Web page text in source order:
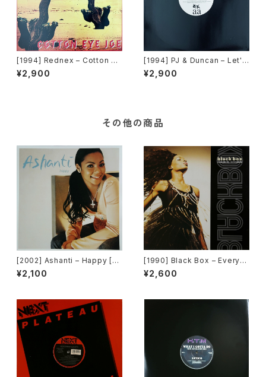
[1994] Rednex – Cotton Ey
e Joe [Battery Records]
¥2,900
[1994] PJ & Duncan – Let's
Get Ready To Rhumble / If
I Give You My Number [Tel
¥2,900
その他の商品
[2002] Ashanti – Happy [M
urder Inc Records]
¥2,100
[1990] Black Box – Everyb
ody, Everybody [Deconstr
uction]
¥2,600